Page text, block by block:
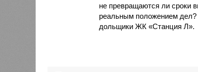
не превращаются ли сроки
реальным положением дел?
дольщики ЖК «Станция Л».